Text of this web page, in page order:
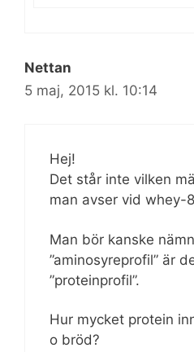
Nettan
5 maj, 2015 kl. 10:14
Hej!
Det står inte vilken
man avser vid whey-
Man bör kanske
”aminosyreprofil” är
”proteinprofil”.
Hur mycket protein
o bröd?